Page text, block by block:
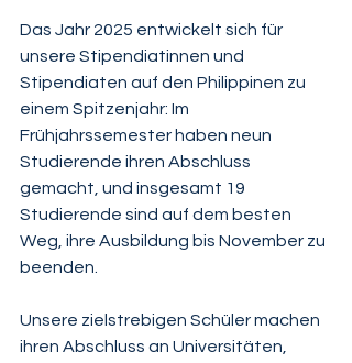
Das Jahr 2025 entwickelt sich für
unsere Stipendiatinnen und
Stipendiaten auf den Philippinen zu
einem Spitzenjahr: Im
Frühjahrssemester haben neun
Studierende ihren Abschluss
gemacht, und insgesamt 19
Studierende sind auf dem besten
Weg, ihre Ausbildung bis November zu
beenden.
Unsere zielstrebigen Schüler machen
ihren Abschluss an Universitäten,